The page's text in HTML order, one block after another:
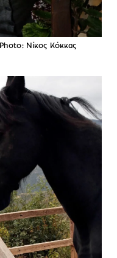
Νίκος Κόκκας